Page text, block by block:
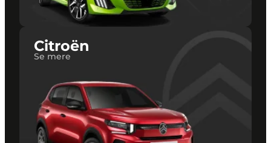
Citroën
Se mere